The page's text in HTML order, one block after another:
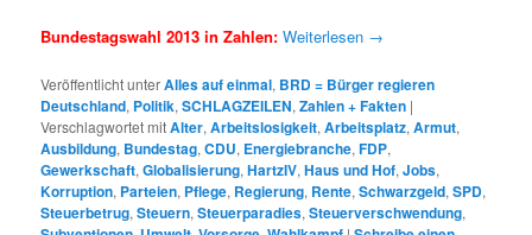
Bundestagswahl 2013 in Zahlen: Weiterlesen →
Veröffentlicht unterAlles auf einmal, BRD = Bürger regieren
Deutschland, Politik,SCHLAGZEILEN,Zahlen + Fakten |
Verschlagwortet mitAlter,Arbeitslosigkeit,Arbeitsplatz,Armut,
Ausbildung, Bundestag,CDU, Energiebranche,FDP,
Gewerkschaft,Globalisierung,HartzIV,Haus und Hof,Jobs,
Korruption, Parteien, Pflege, Regierung, Rente,Schwarzgeld,SPD,
Steuerbetrug,Steuern,Steuerparadies,Steuerverschwendung,